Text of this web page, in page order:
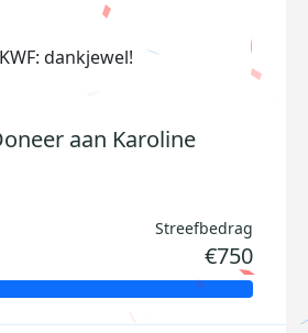
dankjewel!
aan Karoline
Streefbedrag
€750